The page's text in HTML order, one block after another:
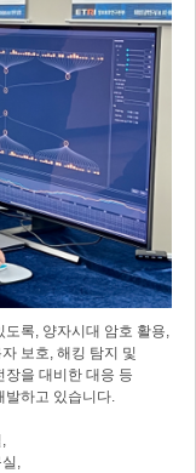
록, 양자시대 암호 활용,
보호, 해킹 탐지 및
장을 대비한 대응 등
하고 있습니다.
,